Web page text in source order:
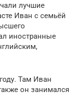
лучшие
Иван с семьёй
иностранные
Там Иван
он занимался